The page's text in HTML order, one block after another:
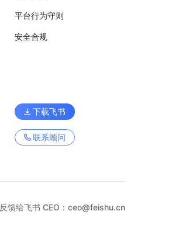
平台行为守则
安全合规
下载飞书
联系顾问
反馈给飞书 CEO： ceo@feishu.cn